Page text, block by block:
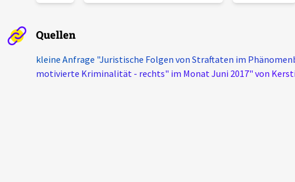
Quellen
kleine Anfrage "Juristische Folgen von Straftaten im
motivierte Kriminalität - rechts" im Monat Juni 2017" von